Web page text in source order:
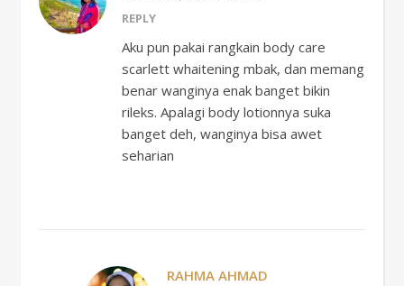
REPLY
Aku pun pakai rangkain body care
scarlett whaitening mbak, dan memang
benar wanginya enak banget bikin
rileks. Apalagi body lotionnya suka
banget deh, wanginya bisa awet
seharian
RAHMA AHMAD